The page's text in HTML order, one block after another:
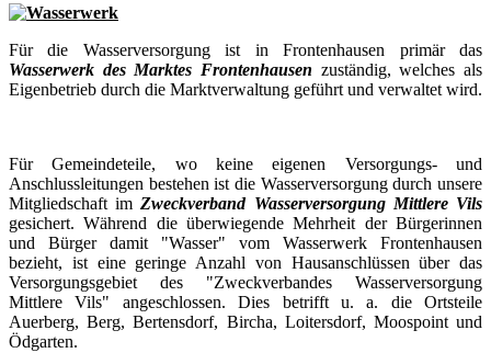
Für die Wasserversorgung ist in Frontenhausen primär das
Wasserwerk des Marktes Frontenhausen zuständig, welches als
Eigenbetrieb durch die Marktverwaltung geführt und verwaltet wird.
Für Gemeindeteile, wo keine eigenen Versorgungs- und
Anschlussleitungen bestehen ist die Wasserversorgung durch unsere
Mitgliedschaft imZweckverband Wasserversorgung Mittlere Vils
gesichert. Während die überwiegende Mehrheit der Bürgerinnen
und Bürger damit "Wasser" vom Wasserwerk Frontenhausen
bezieht, ist eine geringe Anzahl von Hausanschlüssen über das
Versorgungsgebiet des "Zweckverbandes Wasserversorgung
Mittlere Vils" angeschlossen. Dies betrifft u. a. die Ortsteile
Auerberg, Berg, Bertensdorf, Bircha, Loitersdorf, Moospoint und
Ödgarten.